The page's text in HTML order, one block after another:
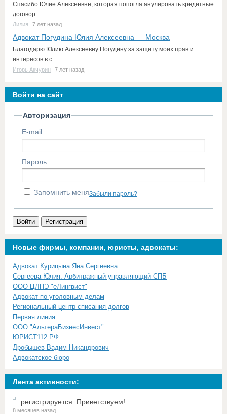
Спасибо Юлие Алексеевне, которая попогла анулировать кредитные
договор ...
Лилия 7 лет назад
Адвокат Погудина Юлия Алексеевна — Москва
Благодарю Юлию Алексеевну Погудину за защиту моих прав и
интересов в с ...
Игорь Акчурин 7 лет назад
Войти на сайт
Авторизация
E-mail
Пароль
Запомнить меняЗабыли пароль?
Войти Регистрация
Новые фирмы, компании, юристы, адвокаты:
Адвокат Курицына Яна Сергеевна
Сергеева Юлия. Арбитражный управляющий СПБ
ООО ЦЛПЭ "еЛингвист"
Адвокат по уголовным делам
Региональный центр списания долгов
Первая линия
ООО "АльтераБизнесИнвест"
ЮРИСТ112.РФ
Дробышев Вадим Никандрович
Адвокатское бюро
Лента активности:
регистрируется. Приветствуем!
8 месяцев назад